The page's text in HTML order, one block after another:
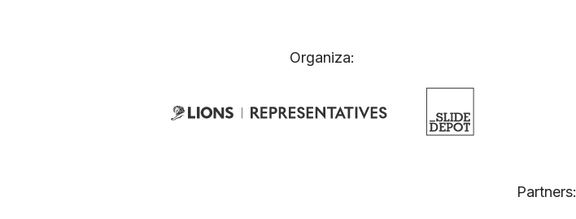
Organiza:
Partners: